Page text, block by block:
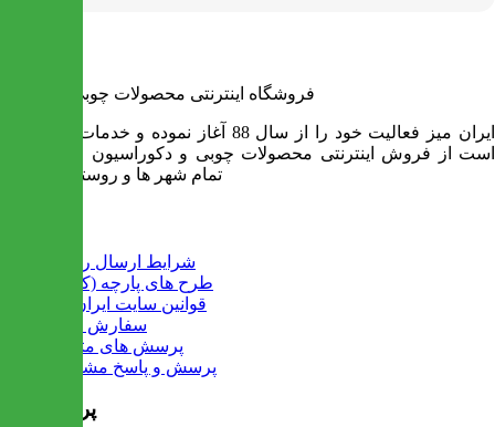
فروشگاه اینترنتی محصولات چوبی ایران میز
ایران میز فعالیت خود را از سال 88 آغاز نموده و خدمات آن عبارت
است از فروش اینترنتی محصولات چوبی و دکوراسیون و ارسال به
تمام شهر ها و روستاهای کشور
شرایط ارسال رایگان
طرح های پارچه (کالیته)
قوانین سایت ایران میز
سفارش عمده
پرسش های متداول
پرسش و پاسخ مشتریان
پرفروش ها